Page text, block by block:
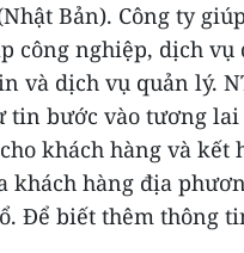
Bản). Công ty
công nghiệp, dịch
và dịch vụ quản lý.
tin bước vào tương
khách hàng và
khách hàng địa
Để biết thêm thông